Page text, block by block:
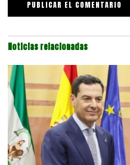
Noticias relacionadas